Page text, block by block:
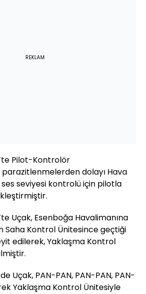
REKLAM
Pilot-Kontrolör
dolayı Hava
seviyesi kontrolü için pilotla
Uçak, Esenboğa Havalimanına
Saha Kontrol Ünitesince geçtiği
edilerek, Yaklaşma Kontrol
Uçak, PAN-PAN, PAN-PAN, PAN-
Yaklaşma Kontrol Ünitesiyle